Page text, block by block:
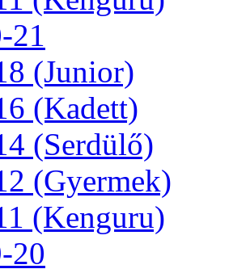
21
(Junior)
(Kadett)
(Serdülő)
(Gyermek)
(Kenguru)
20